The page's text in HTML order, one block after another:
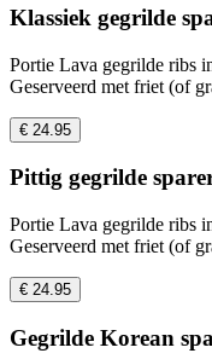
Klassiek gegrilde
Portie Lava gegrilde ribs
Geserveerd met friet (of
€ 24.95
Pittig gegrilde
Portie Lava gegrilde ribs
Geserveerd met friet (of
€ 24.95
Gegrilde Korean